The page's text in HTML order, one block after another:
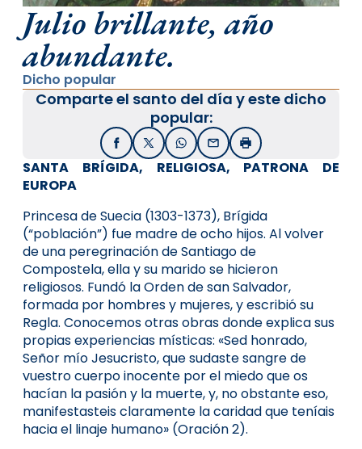
Julio brillante, año
abundante.
Dicho popular
Comparte el santo del día y este dicho
popular:
FacebookX / TwitterWhatsApp
EmailImprimir
SANTA BRÍGIDA, RELIGIOSA, PATRONA DE
EUROPA
Princesa de Suecia (1303-1373), Brígida
(“población”) fue madre de ocho hijos. Al volver
de una peregrinación de Santiago de
Compostela, ella y su marido se hicieron
religiosos. Fundó la Orden de san Salvador,
formada por hombres y mujeres, y escribió su
Regla. Conocemos otras obras donde explica sus
propias experiencias místicas: «Sed honrado,
Señor mío Jesucristo, que sudaste sangre de
vuestro cuerpo inocente por el miedo que os
hacían la pasión y la muerte, y, no obstante eso,
manifestasteis claramente la caridad que teníais
hacia el linaje humano» (Oración 2).